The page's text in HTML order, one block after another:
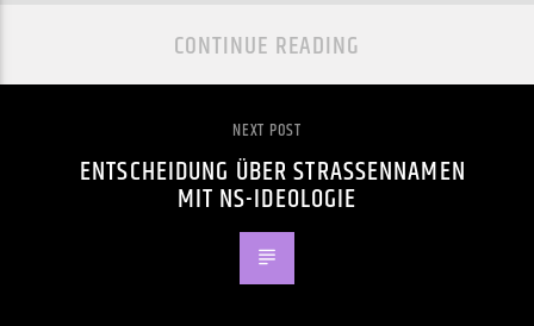
CONTINUE READING
NEXT POST
ENTSCHEIDUNG ÜBER STRASSENNAMEN M
IT NS-IDEOLOGIE